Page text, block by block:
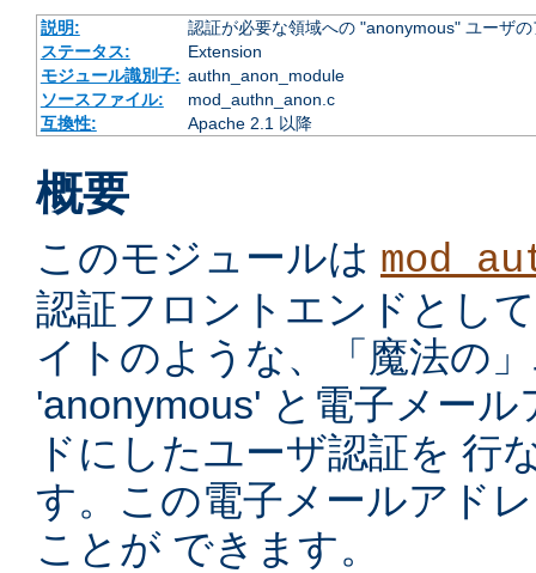
説明:
認証が必要な領域への "anonymous" ユーザ
ステータス:
Extension
モジュール識別子: authn_anon_module
ソースファイル:
mod_authn_anon.c
互換性:
Apache 2.1 以降
概要
このモジュールは
認証フロントエンドとし
イトのような、「魔法の
'anonymous' と電子メー
ドにしたユーザ認証を 行
す。この電子メールアド
ことが できます。